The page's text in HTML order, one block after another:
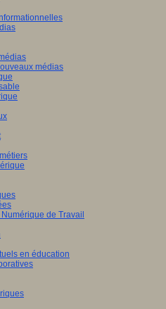
médias
de Travail
en éducation